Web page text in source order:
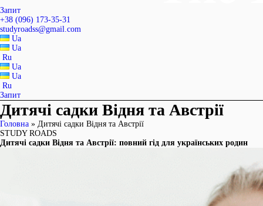
Запит
+38 (096) 173-35-31
studyroadss@gmail.com
Ua
Ua
Ru
Ua
Ua
Ru
Запит
Дитячі садки Відня та Австрії
Головна » Дитячі садки Відня та Австрії
STUDY ROADS
Дитячі садки Відня та Австрії: повний гід для українських родин